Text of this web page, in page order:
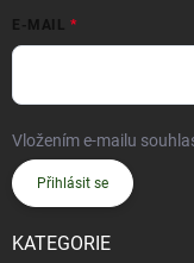
E-MAIL
Vložením e-mailu
Přihlásit se
KATEGORIE